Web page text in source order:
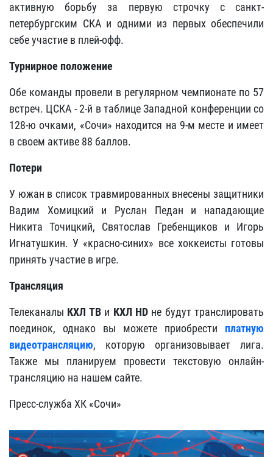
активную борьбу за первую строчку с санкт-
петербургским СКА и одними из первых обеспечили
себе участие в плей-офф.
Турнирное положение
Обе команды провели в регулярном чемпионате по 57
встреч. ЦСКА - 2-й в таблице Западной конференции со
128-ю очками, «Сочи» находится на 9-м месте и имеет
в своем активе 88 баллов.
Потери
У южан в cписок травмированных внесены защитники
Вадим Хомицкий и Руслан Педан и нападающие
Никита Точицкий, Святослав Гребенщиков и Игорь
Игнатушкин. У «красно-синих» все хоккеисты готовы
принять участие в игре.
Трансляция
Телеканалы КХЛ ТВи КХЛ HDне будут транслировать
поединок, однако вы можете приобрести платную
видеотрансляцию, которую организовывает лига.
Также мы планируем провести текстовую онлайн-
трансляцию на нашем сайте.
Пресс-служба ХК «Сочи»